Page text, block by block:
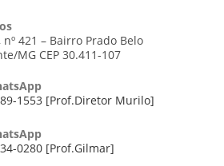
nº 421 – Bairro Prado Belo
MG CEP 30.411-107
1553 [Prof.Diretor Murilo]
0280 [Prof.Gilmar]